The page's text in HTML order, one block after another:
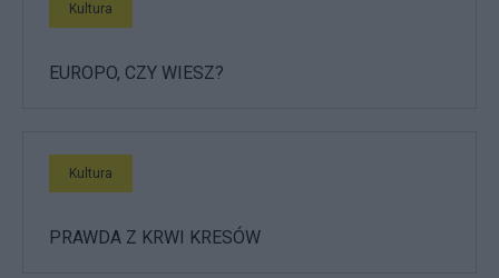
Kultura
EUROPO, CZY WIESZ?
Kultura
PRAWDA Z KRWI KRESÓW